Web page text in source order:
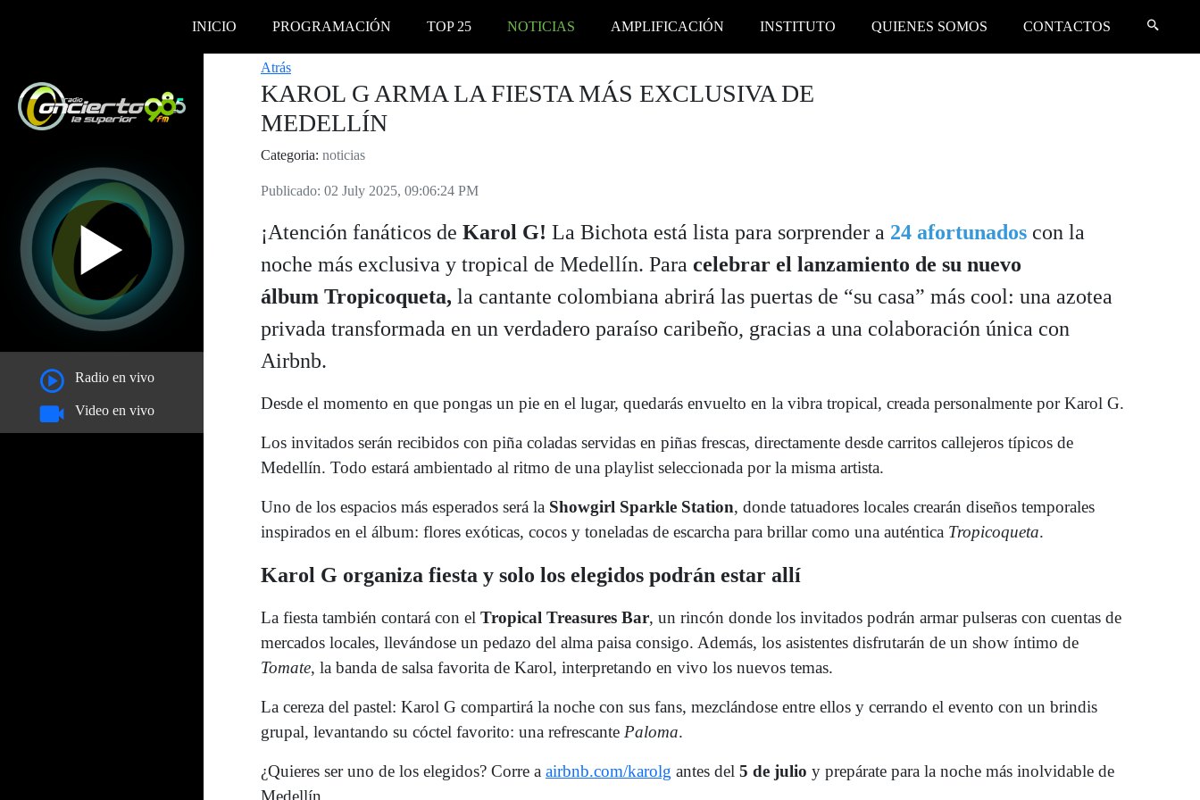
INICIO PROGRAMACIÓN TOP 25 NOTICIAS AMPLIFICACIÓN INSTITUTO QUIENES SOMOS CONTACTOS
Radio en vivo
Video en vivo
Atrás
KAROL G ARMA LA FIESTA MÁS EXCLUSIVA DE
MEDELLÍN
Categoria: noticias
Publicado: 02 July 2025, 09:06:24 PM
¡Atención fanáticos de Karol G! La Bichota está lista para sorprender a 24 afortunados con la
noche más exclusiva y tropical de Medellín. Para celebrar el lanzamiento de su nuevo
álbum Tropicoqueta, la cantante colombiana abrirá las puertas de “su casa” más cool: una azotea
privada transformada en un verdadero paraíso caribeño, gracias a una colaboración única con
Airbnb.
Desde el momento en que pongas un pie en el lugar, quedarás envuelto en la vibra tropical, creada personalmente por Karol G.
Los invitados serán recibidos con piña coladas servidas en piñas frescas, directamente desde carritos callejeros típicos de
Medellín. Todo estará ambientado al ritmo de una playlist seleccionada por la misma artista.
Uno de los espacios más esperados será la Showgirl Sparkle Station, donde tatuadores locales crearán diseños temporales
inspirados en el álbum: flores exóticas, cocos y toneladas de escarcha para brillar como una auténtica Tropicoqueta.
Karol G organiza fiesta y solo los elegidos podrán estar allí
La fiesta también contará con el Tropical Treasures Bar, un rincón donde los invitados podrán armar pulseras con cuentas de
mercados locales, llevándose un pedazo del alma paisa consigo. Además, los asistentes disfrutarán de un show íntimo de
Tomate, la banda de salsa favorita de Karol, interpretando en vivo los nuevos temas.
La cereza del pastel: Karol G compartirá la noche con sus fans, mezclándose entre ellos y cerrando el evento con un brindis
grupal, levantando su cóctel favorito: una refrescante Paloma.
¿Quieres ser uno de los elegidos? Corre a airbnb.com/karolg antes del 5 de julio y prepárate para la noche más inolvidable de
Medellín.